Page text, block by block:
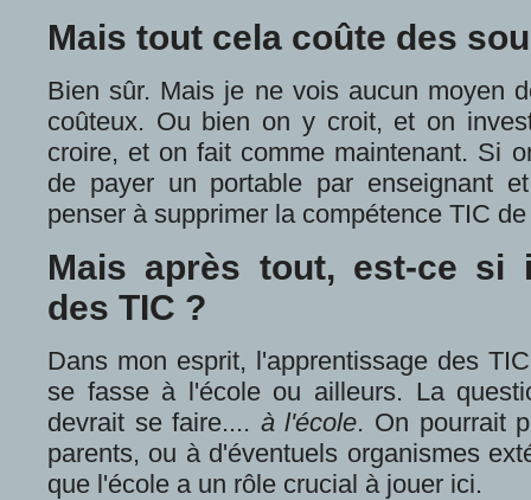
Mais tout cela coûte des
Bien sûr. Mais je ne vois aucun moyen
coûteux. Ou bien on y croit, et on
croire, et on fait comme maintenant. Si
de payer un portable par enseignant
penser à supprimer la compétence TIC
Mais après tout, est-ce si
des TIC ?
Dans mon esprit, l'apprentissage des
se fasse à l'école ou ailleurs. La
devrait se faire.... à l'école. On pourrait
parents, ou à d'éventuels organismes
que l'école a un rôle crucial à jouer ici.